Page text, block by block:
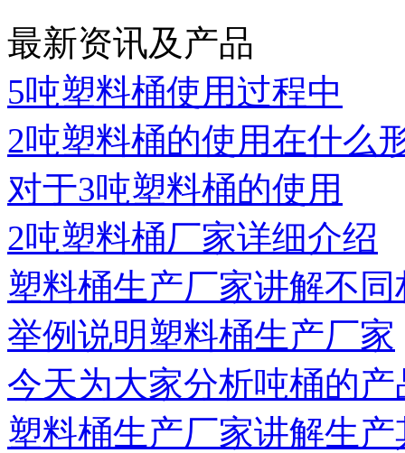
最新资讯及产品
5吨塑料桶使用过程中
2吨塑料桶的使用在什么
对于3吨塑料桶的使用
2吨塑料桶厂家详细介绍
塑料桶生产厂家讲解不同
举例说明塑料桶生产厂家
今天为大家分析吨桶的
塑料桶生产厂家讲解生产